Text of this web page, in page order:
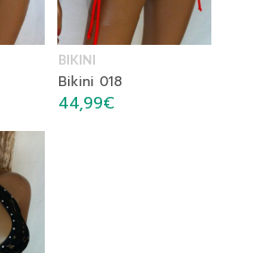
BIKINI
Bikini 018
44,99€